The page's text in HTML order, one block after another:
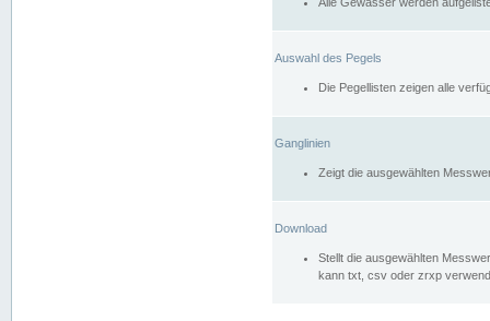
Auswahl des Pegels
Die Pegellisten zeigen alle
Ganglinien
Zeigt die ausgewählten
Download
Stellt die ausgewählten
kann txt, csv oder zrxp